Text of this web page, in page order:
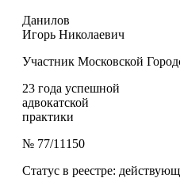
Данилов
Игорь Николаевич
Участник Московской
23 года успешной
адвокатской
практики
№ 77/11150
Статус в реестре: